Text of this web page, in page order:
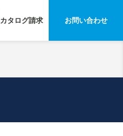
カタログ請求 お問い合わせ